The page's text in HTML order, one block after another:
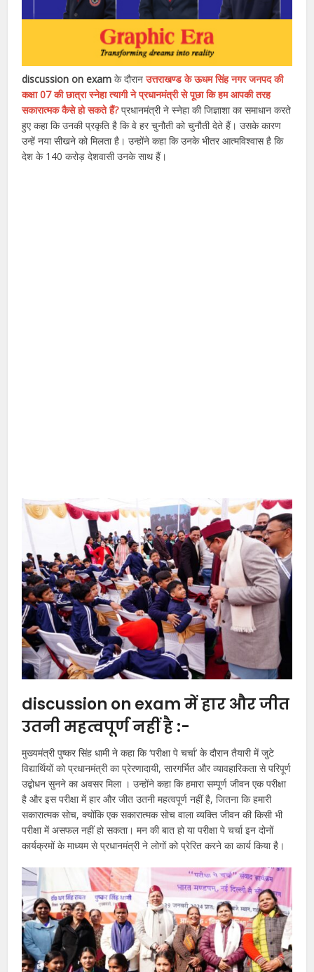
discussion on examके दौरानउत्तराखण्ड के ऊधम सिंह नगर जनपद की
कक्षा 07 की छात्रा स्नेहा त्यागी ने प्रधानमंत्री से पूछा कि हम आपकी तरह
सकारात्मक कैसे हो सकते हैं? प्रधानमंत्री ने स्नेहा की जिज्ञाशा का समाधान करते
हुए कहा कि उनकी प्रकृति है कि वे हर चुनौती को चुनौती देते हैं। उसके कारण
उन्हें नया सीखने को मिलता है। उन्होंने कहा कि उनके भीतर आत्मविश्वास है कि
देश के 140 करोड़ देशवासी उनके साथ हैं।
discussion on exam में हार और जीत
उतनी महत्वपूर्ण नहीं है :-
मुख्यमंत्री पुष्कर सिंह धामी ने कहा कि ‘परीक्षा पे चर्चा’ के दौरान तैयारी में जुटे
विद्यार्थियों को प्रधानमंत्री का प्रेरणादायी, सारगर्भित और व्यावहारिकता से परिपूर्ण
उद्बोधन सुनने का अवसर मिला । उन्होंने कहा कि हमारा सम्पूर्ण जीवन एक परीक्षा
है और इस परीक्षा में हार और जीत उतनी महत्वपूर्ण नहीं है, जितना कि हमारी
सकारात्मक सोच, क्योंकि एक सकारात्मक सोच वाला व्यक्ति जीवन की किसी भी
परीक्षा में असफल नहीं हो सकता। मन की बात हो या परीक्षा पे चर्चा इन दोनों
कार्यक्रमों के माध्यम से प्रधानमंत्री ने लोगों को प्रेरित करने का कार्य किया है।